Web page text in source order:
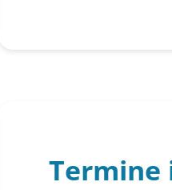
Termine